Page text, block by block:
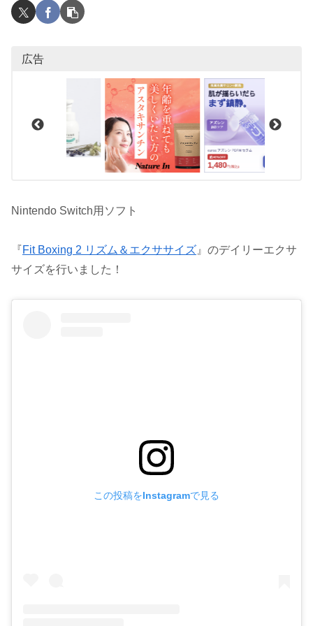
広告
Nintendo Switch用ソフト
『Fit Boxing 2 リズム＆エクササイズ 』のデイリーエクサ
サイズを行いました！
この投稿をInstagramで見る